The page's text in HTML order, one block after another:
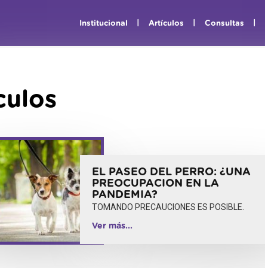
Institucional Artículos Consultas
EL PASEO DEL PERRO: ¿UNA
PREOCUPACION EN LA
PANDEMIA?
TOMANDO PRECAUCIONES ES POSIBLE.
Ver más...